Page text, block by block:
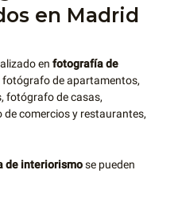
en Madrid
en fotografía de
fotógrafo de apartamentos,
fotógrafo de casas,
comercios y restaurantes,
de interiorismose pueden